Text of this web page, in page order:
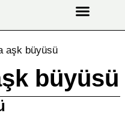
aşk büyüsü
büyüsü